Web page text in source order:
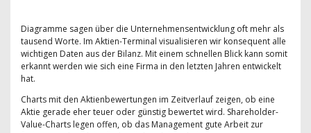
Diagramme sagen über die Unternehmensentwicklung oft mehr als
tausend Worte. Im Aktien-Terminal visualisieren wir konsequent alle
wichtigen Daten aus der Bilanz. Mit einem schnellen Blick kann somit
erkannt werden wie sich eine Firma in den letzten Jahren entwickelt
hat.
Charts mit den Aktienbewertungen im Zeitverlauf zeigen, ob eine
Aktie gerade eher teuer oder günstig bewertet wird. Shareholder-
Value-Charts legen offen, ob das Management gute Arbeit zur